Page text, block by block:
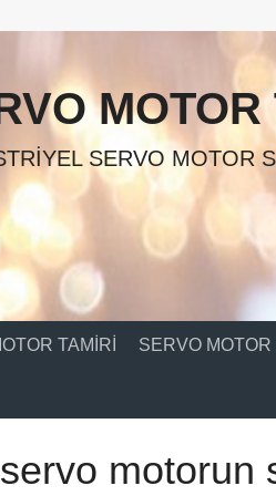
MOTOR
SERVO MOTOR
TAMIRI SERVO MOTOR
motorun